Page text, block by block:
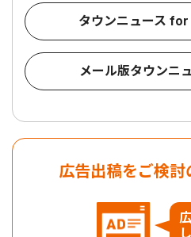
タウンニュース for
メール版タウンニ
広告出稿をご検